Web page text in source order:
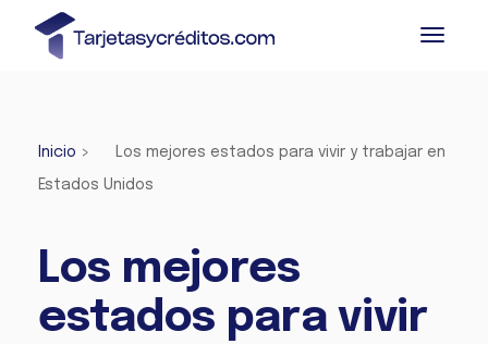
Inicio > Los mejores estados para vivir y trabajar en
Estados Unidos
Los mejores
estados para vivir